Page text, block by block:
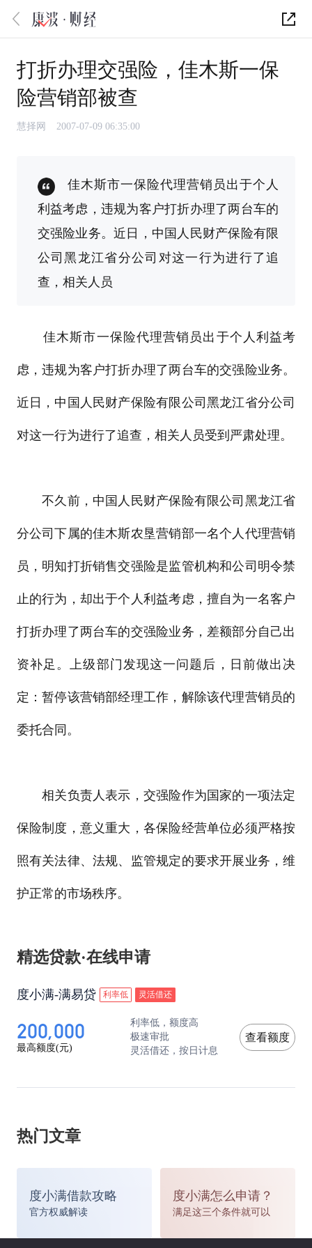
打折办理交强险，佳木斯一保
险营销部被查
慧择网 2007-07-09 06:35:00
佳木斯市一保险代理营销员出于个人
利益考虑，违规为客户打折办理了两台车的
交强险业务。近日，中国人民财产保险有限
公司黑龙江省分公司对这一行为进行了追
查，相关人员
佳木斯市一保险代理营销员出于个人利益考
虑，违规为客户打折办理了两台车的交强险业务。
近日，中国人民财产保险有限公司黑龙江省分公司
对这一行为进行了追查，相关人员受到严肃处理。
不久前，中国人民财产保险有限公司黑龙江省
分公司下属的佳木斯农垦营销部一名个人代理营销
员，明知打折销售交强险是监管机构和公司明令禁
止的行为，却出于个人利益考虑，擅自为一名客户
打折办理了两台车的交强险业务，差额部分自己出
资补足。上级部门发现这一问题后，日前做出决
定：暂停该营销部经理工作，解除该代理营销员的
委托合同。
相关负责人表示，交强险作为国家的一项法定
保险制度，意义重大，各保险经营单位必须严格按
照有关法律、法规、监管规定的要求开展业务，维
护正常的市场秩序。
精选贷款·在线申请
度小满-满易贷 利率低 灵活借还
200,000
最高额度(元)
利率低，额度高
极速审批
灵活借还，按日计息
查看额度
热门文章
度小满借款攻略
官方权威解读
度小满怎么申请？
满足这三个条件就可以